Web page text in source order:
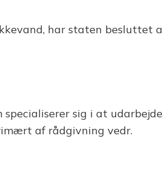
har staten besluttet
sig i at
af rådgivning vedr.